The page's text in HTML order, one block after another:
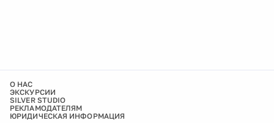
О НАС
ЭКСКУРСИИ
SILVER STUDIO
РЕКЛАМОДАТЕЛЯМ
ЮРИДИЧЕСКАЯ ИНФОРМАЦИЯ